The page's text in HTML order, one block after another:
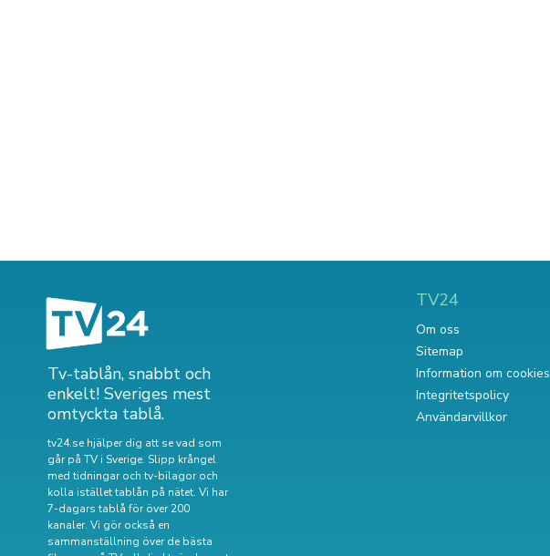
Tv-tablån, snabbt och
enkelt! Sveriges mest
omtyckta tablå.
tv24.se hjälper dig att se vad som
går på TV i Sverige. Slipp krångel
med tidningar och tv-bilagor och
kolla istället tablån på nätet. Vi har
7-dagars tablå för över 200
kanaler. Vi gör också en
sammanställning överde bästa
TV24
Om oss
Sitemap
Information om cookies
Integritetspolicy
Användarvillkor